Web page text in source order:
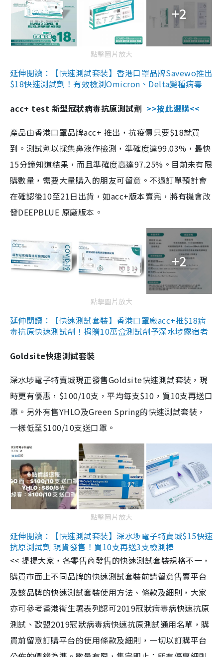
+2
點擊圖片放大
延伸閱讀：【快速測試套裝】香港口罩品牌Savewo推出
$18快速測試劑！有效檢測Omicron、Delta變種病毒
acc+ test 新型冠狀病毒抗原測試劑 >>按此選購<<
產品由香港口罩品牌acc+ 推出，抗疫價只要$18就買
到。測試劑以採集鼻液作檢測，準確度達99.03%，最快
15分鐘知道結果，而且準確度高達97.25%。目前未有限
購數量，需要大量購入的朋友可留意。不過訂單預計會
在確認後10至21日出貨，如acc+版本賣完，將有機會改
發DEEPBLUE 原廠版本。
+2
點擊圖片放大
延伸閱讀：【快速測試套裝】香港口罩廠acc+推$18病
毒抗原快速測試劑！捐贈10萬盒測試劑予深水埗露宿者
Goldsite快速測試套裝
深水埗電子特賣城現正發售Goldsite快速測試套裝，現
時更有優惠，$100/10支，平均每支$10，買10支再送口
罩。另外有售YHLO及Green Spring的快速測試套裝，
一樣低至$100/10支送口罩。
點擊圖片放大
延伸閱讀：【快速測試套裝】深水埗電子特賣城$15快速
抗原測試劑 現貨發售！買10支再送3支檢測棒
<< 提提大家，各零售商發售的快速測試套裝規格不一，
購買市面上不同品牌的快速測試套裝前請留意售賣平台
及該品牌的快速測試套裝使用方法、條款及細則，大家
亦可參考香港衞生署表列認可2019冠狀病毒病快速抗原
測試、歐盟2019冠狀病毒病快速抗原測試通用名單，購
買前留意訂購平台的使用條款及細則，一切以訂購平台